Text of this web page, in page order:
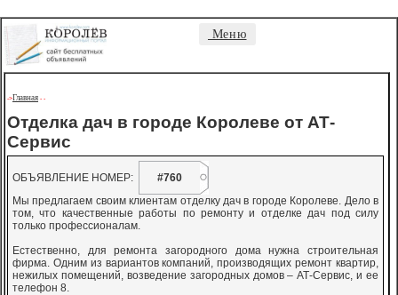
Меню
->Главная - -
Отделка дач в городе Королеве от АТ-
Сервис
ОБЪЯВЛЕНИЕ НОМЕР:
#760
Мы предлагаем своим клиентам отделку дач в городе Королеве. Дело в
том, что качественные работы по ремонту и отделке дач под силу
только профессионалам.
Естественно, для ремонта загородного дома нужна строительная
фирма. Одним из вариантов компаний, производящих ремонт квартир,
нежилых помещений, возведение загородных домов – АТ-Сервис, и ее
телефон 8.